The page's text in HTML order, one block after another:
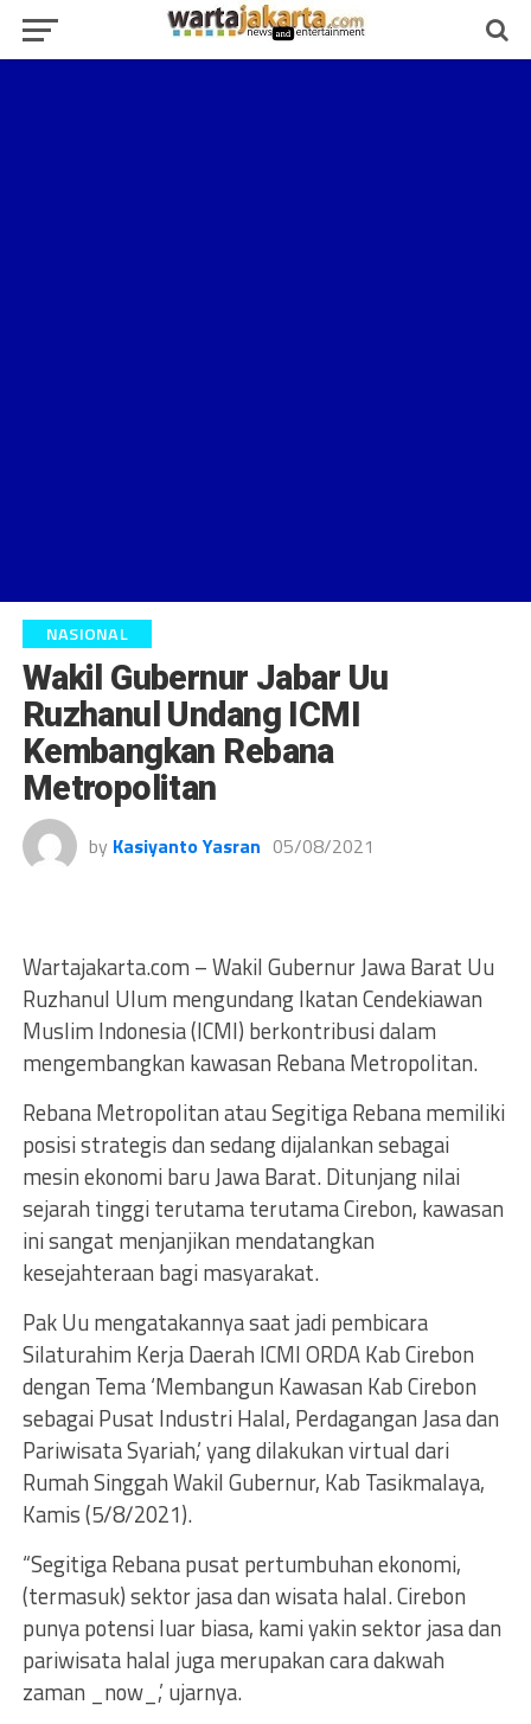
NASIONAL
Wakil Gubernur Jabar Uu
Ruzhanul Undang ICMI
Kembangkan Rebana
Metropolitan
by Kasiyanto Yasran 05/08/2021
Wartajakarta.com – Wakil Gubernur Jawa Barat Uu
Ruzhanul Ulum mengundang Ikatan Cendekiawan
Muslim Indonesia (ICMI) berkontribusi dalam
mengembangkan kawasan Rebana Metropolitan.
Rebana Metropolitan atau Segitiga Rebana memiliki
posisi strategis dan sedang dijalankan sebagai
mesin ekonomi baru Jawa Barat. Ditunjang nilai
sejarah tinggi terutama terutama Cirebon, kawasan
ini sangat menjanjikan mendatangkan
kesejahteraan bagi masyarakat.
Pak Uu mengatakannya saat jadi pembicara
Silaturahim Kerja Daerah ICMI ORDA Kab Cirebon
dengan Tema ‘Membangun Kawasan Kab Cirebon
sebagai Pusat Industri Halal, Perdagangan Jasa dan
Pariwisata Syariah,’ yang dilakukan virtual dari
Rumah Singgah Wakil Gubernur, Kab Tasikmalaya,
Kamis (5/8/2021).
“Segitiga Rebana pusat pertumbuhan ekonomi,
(termasuk) sektor jasa dan wisata halal. Cirebon
punya potensi luar biasa, kami yakin sektor jasa dan
pariwisata halal juga merupakan cara dakwah
zaman _now_,’ ujarnya.